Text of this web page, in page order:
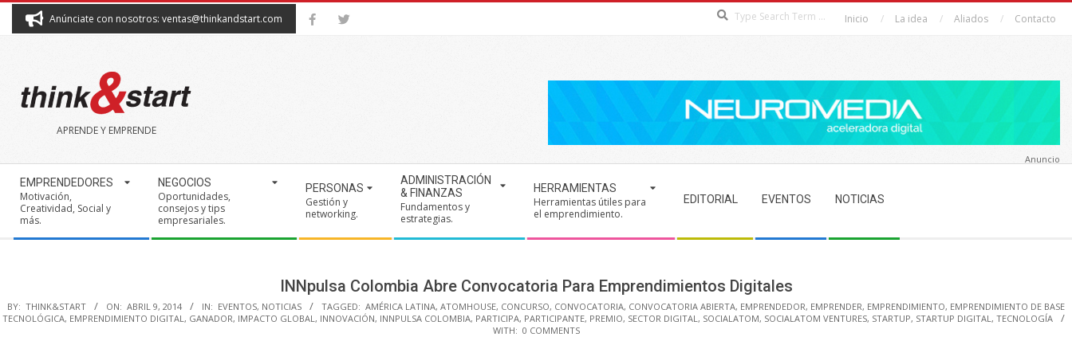
Anúnciate con nosotros: ventas@thinkandstart.com Inicio La idea Aliados Contacto
THINK&START
APRENDE Y EMPRENDE
Navigation
Menu
EMPRENDEDORES
Motivación,
Creatividad, Social y
más.
NEGOCIOS
Oportunidades,
consejos y tips
empresariales.
PERSONAS
Gestión y
networking.
ADMINISTRACIÓN
& FINANZAS
Fundamentos y
estrategias.
HERRAMIENTAS
Herramientas útiles para
el emprendimiento.
EDITORIAL EVENTOS NOTICIAS
Anuncio
INNpulsa Colombia Abre Convocatoria Para Emprendimientos Digitales
BY: THINK&START ON: ABRIL 9, 2014 IN: EVENTOS, NOTICIAS TAGGED: AMÉRICA LATINA, ATOMHOUSE, CONCURSO, CONVOCATORIA, CONVOCATORIA ABIERTA, EMPRENDEDOR, EMPRENDER, EMPRENDIMIENTO, EMPRENDIMIENTO DE BASE
TECNOLÓGICA, EMPRENDIMIENTO DIGITAL, GANADOR, IMPACTO GLOBAL, INNOVACIÓN, INNPULSA COLOMBIA, PARTICIPA, PARTICIPANTE, PREMIO, SECTOR DIGITAL, SOCIALATOM, SOCIALATOM VENTURES, STARTUP, STARTUP DIGITAL, TECNOLOGÍA
WITH: 0 COMMENTS